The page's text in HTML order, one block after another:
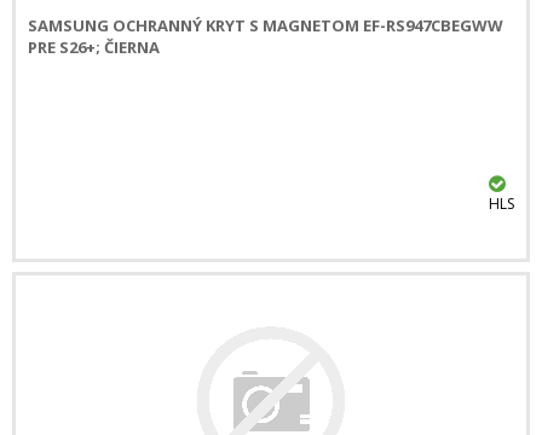
SAMSUNG OCHRANNÝ KRYT S MAGNETOM EF-RS947CBEGWW
PRE S26+; ČIERNA
HLS